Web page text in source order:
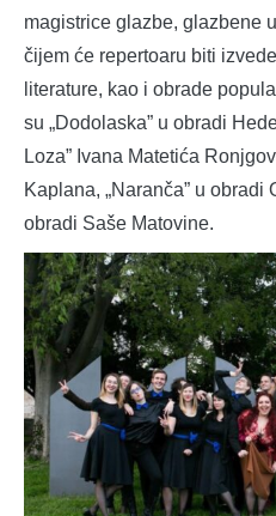
magistrice glazbe, glazbene
čijem će repertoaru biti
literature, kao i obrade
su „Dodolaska” u obradi
Loza” Ivana Matetića
Kaplana, „Naranča” u obradi
obradi Saše Matovine.